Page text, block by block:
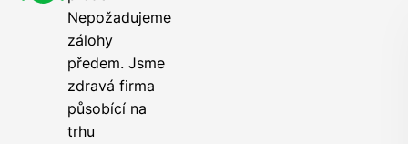
Nepožadujeme
zálohy
předem. Jsme
zdravá firma
působící na
trhu